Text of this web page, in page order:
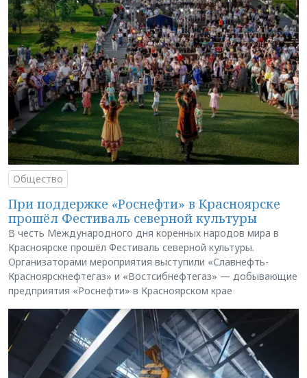
Общество
При поддержке «Роснефти» в Красноярске
прошёл Фестиваль северной культуры
В честь Международного дня коренных народов мира в
Красноярске прошёл Фестиваль северной культуры.
Организаторами мероприятия выступили «Славнефть-
Красноярскнефтегаз» и «Востсибнефтегаз» — добывающие
предприятия «Роснефти» в Красноярском крае